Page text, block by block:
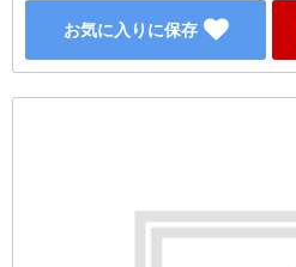
お気に入りに保存